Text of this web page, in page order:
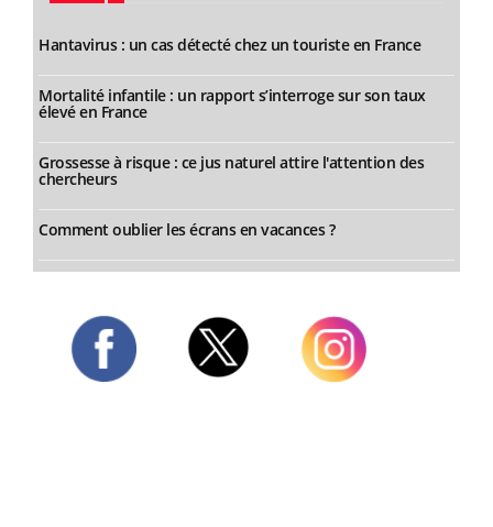
Hantavirus : un cas détecté chez un touriste en France
Mortalité infantile : un rapport s’interroge sur son taux
élevé en France
Grossesse à risque : ce jus naturel attire l'attention des
chercheurs
Comment oublier les écrans en vacances ?